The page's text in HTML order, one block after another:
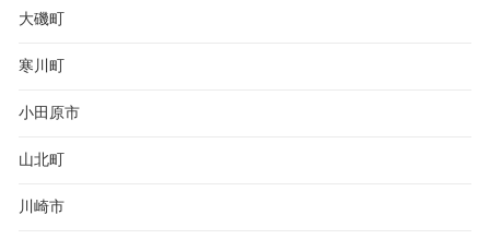
大磯町
寒川町
小田原市
山北町
川崎市